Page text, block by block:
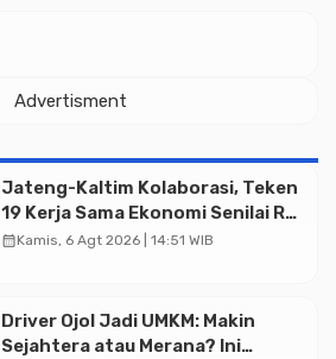
Advertisment
Jateng-Kaltim Kolaborasi, Teken
19 Kerja Sama Ekonomi Senilai Rp
20,2 Triliun
calendar_monthKamis, 6 Agt 2026 | 14:51 WIB
Driver Ojol Jadi UMKM: Makin
Sejahtera atau Merana? Ini